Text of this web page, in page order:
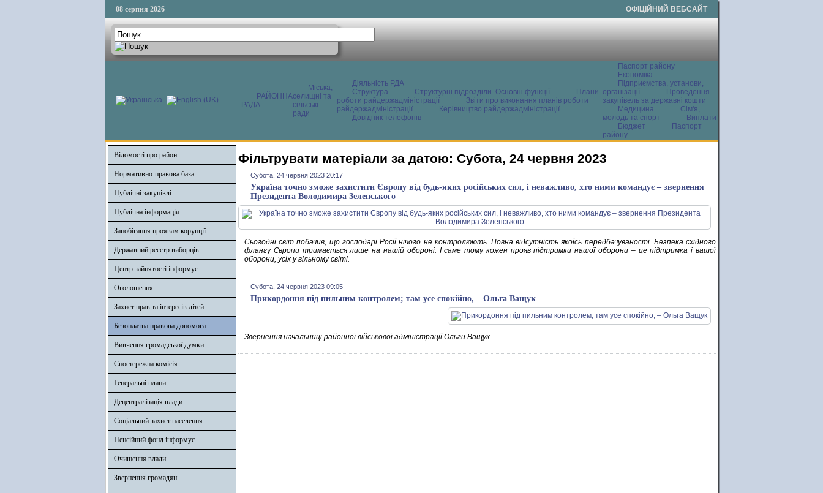
08 серпня 2026 ОФІЦІЙНИЙ ВЕБСАЙТ
РАЙОННА
РАДА
Міська,
селищні та
сільські
ради
Діяльність РДА
Структура
Структурні підрозділи. Основні функції
Плани
роботи райдержадміністрації
Звіти про виконання планів роботи
райдержадміністрації
Керівництво райдержадміністрації
Довідник телефонів
Паспорт району
Економіка
Підприємства, установи,
організації
Проведення
закупівель за державні кошти
Медицина
Сім'я,
молодь та спорт
Виплати
Бюджет
Паспорт
району
Відомості про район
Нормативно-правова база
Публічні закупівлі
Публічна інформація
Запобігання проявам корупції
Державний реєстр виборців
Центр зайнятості інформує
Оголошення
Захист прав та інтересів дітей
Безоплатна правова допомога
Вивчення громадської думки
Спостережна комісія
Генеральні плани
Децентралізація влади
Соціальний захист населення
Пенсійний фонд інформує
Очищення влади
Звернення громадян
Фільтрувати матеріали за датою: Субота, 24 червня 2023
Субота, 24 червня 2023 20:17
Україна точно зможе захистити Європу від будь-яких російських сил, і неважливо, хто ними командує – звернення
Президента Володимира Зеленського
Сьогодні світ побачив, що господарі Росії нічого не контролюють. Повна відсутність якоїсь передбачуваності. Безпека східного
флангу Європи тримається лише на нашій обороні. І саме тому кожен прояв підтримки нашої оборони – це підтримка і вашої
оборони, усіх у вільному світі.
Субота, 24 червня 2023 09:05
Прикордоння під пильним контролем; там усе спокійно, – Ольга Ващук
Звернення начальниці районної військової адміністрації Ольги Ващук